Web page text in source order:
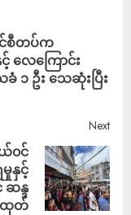
စီတပ်က
လေကြောင်း
၁ ဦး သေဆုံးပြီး
Next
၀င်
နှင့်
န္ဒ
ထုတ်